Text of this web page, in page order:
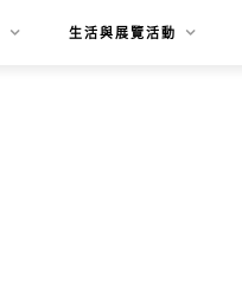
生活與展覽活動